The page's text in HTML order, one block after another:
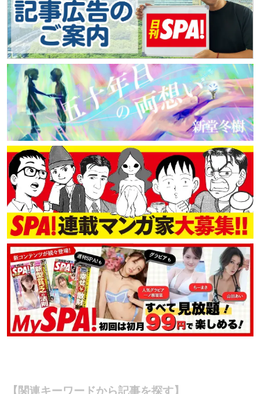
【関連キーワードから記事を探す】